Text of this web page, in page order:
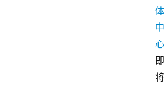
体
中
心
即
将